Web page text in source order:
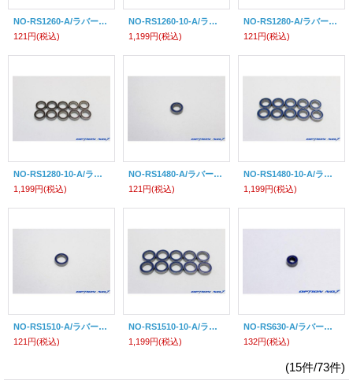
NO-RS1260-A/ラバーシールボールベアリング1260(12×6×4mm)1個入
121円(税込)
NO-RS1260-10-A/ラバーシールボールベアリング1260(12×6×4mm)10個入
1,199円(税込)
NO-RS1280-A/ラバーシールボールベアリング1280(12×8×3.5mm)1個入
121円(税込)
NO-RS1280-10-A/ラバーシールボールベアリング1280(12×8×3.5mm)10個入
1,199円(税込)
NO-RS1480-A/ラバーシールボールベアリング1480(14×8×4mm)1個入
121円(税込)
NO-RS1480-10-A/ラバーシールボールベアリング1480(14×8×4mm)10個入
1,199円(税込)
NO-RS1510-A/ラバーシールボールベアリング1510(15×10×4mm)1個入
121円(税込)
NO-RS1510-10-A/ラバーシールボールベアリング1510(15×10×4mm)10個入
1,199円(税込)
NO-RS630-A/ラバーシールボールベアリング630(6×3×2.5mm)1個入
132円(税込)
(15件/73件)